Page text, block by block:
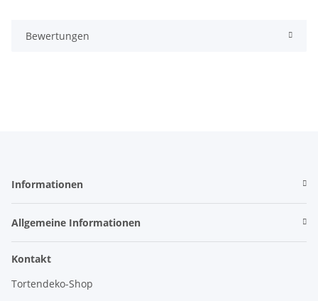
Bewertungen
Informationen
Allgemeine Informationen
Kontakt
Tortendeko-Shop